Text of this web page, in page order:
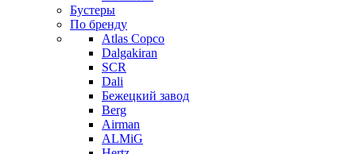
Бустеры
По бренду
Atlas Copco
Dalgakiran
SCR
Dali
Бежецкий завод
Berg
Airman
ALMiG